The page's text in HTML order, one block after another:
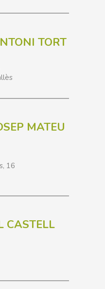
TORT
MATEU
16
CASTELL